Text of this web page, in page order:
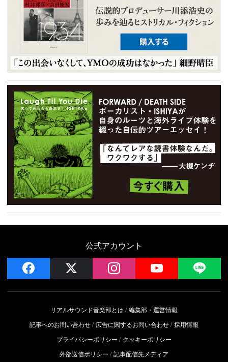
公式アカウント
facebook instagram YouTube
リアルサウンド音楽部とは
編集部・運営情報
記事へのお問い合わせ
広告に関するお問い合わせ 採用情報
プライバシーポリシー
クッキーポリシー
外部送信ポリシー
記事配信先メディア